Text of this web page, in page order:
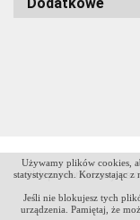
Używamy plików cookies,
statystycznych. Korzystając z
Jeśli nie blokujesz tych
urządzenia. Pamiętaj, że
Sklep internetowy na